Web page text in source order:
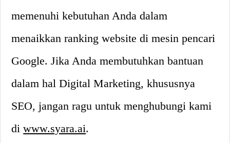
memenuhi kebutuhan Anda dalam
menaikkan ranking website di mesin pencari
Google. Jika Anda membutuhkan bantuan
dalam hal Digital Marketing, khususnya
SEO, jangan ragu untuk menghubungi kami
diwww.syara.ai.